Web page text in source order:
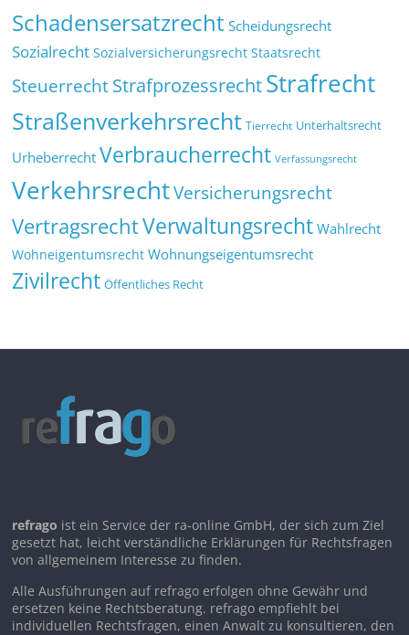
Schadensersatzrecht Scheidungsrecht
Sozialrecht Sozialversicherungsrecht Staatsrecht
SteuerrechtStrafprozessrechtStrafrecht
Straßenverkehrsrecht Tierrecht Unterhaltsrecht
Urheberrecht Verbraucherrecht Verfassungsrecht
VerkehrsrechtVersicherungsrecht
VertragsrechtVerwaltungsrecht Wahlrecht
Wohneigentumsrecht Wohnungseigentumsrecht
Zivilrecht Öffentliches Recht
refrago ist ein Service der ra-online GmbH, der sich zum Ziel
gesetzt hat, leicht verständliche Erklärungen für Rechtsfragen
von allgemeinem Interesse zu finden.
Alle Ausführungen auf refrago erfolgen ohne Gewähr und
ersetzen keine Rechtsberatung. refrago empfiehlt bei
individuellen Rechtsfragen, einen Anwalt zu konsultieren, den